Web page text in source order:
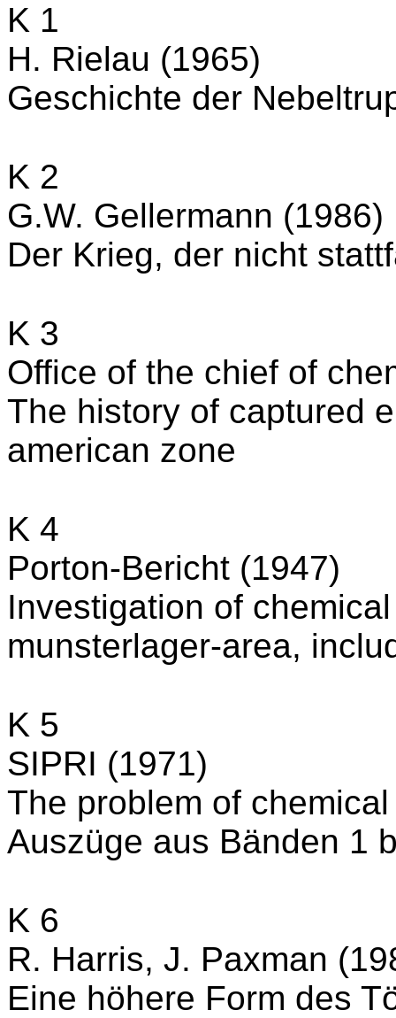
K 1
H. Rielau (1965)
Geschichte der
K 2
G.W. Gellermann (1986)
Der Krieg, der nicht
K 3
Office of the chief of
The history of captured
american zone
K 4
Porton-Bericht (1947)
Investigation of
munsterlager-area,
K 5
SIPRI (1971)
The problem of
Auszüge aus Bänden 1
K 6
R. Harris, J. Paxman
Eine höhere Form des